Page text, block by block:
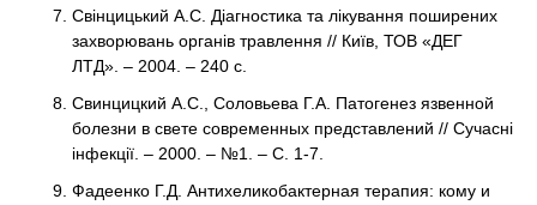
Свінцицький А.С. Діагностика та лікування поширених
захворювань органів травлення // Київ, ТОВ «ДЕГ
ЛТД». – 2004. – 240 с.
Свинцицкий А.С., Соловьева Г.А. Патогенез язвенной
болезни в свете современных представлений // Сучасні
інфекції. – 2000. – №1. – С. 1-7.
Фадеенко Г.Д. Антихеликобактерная терапия: кому и